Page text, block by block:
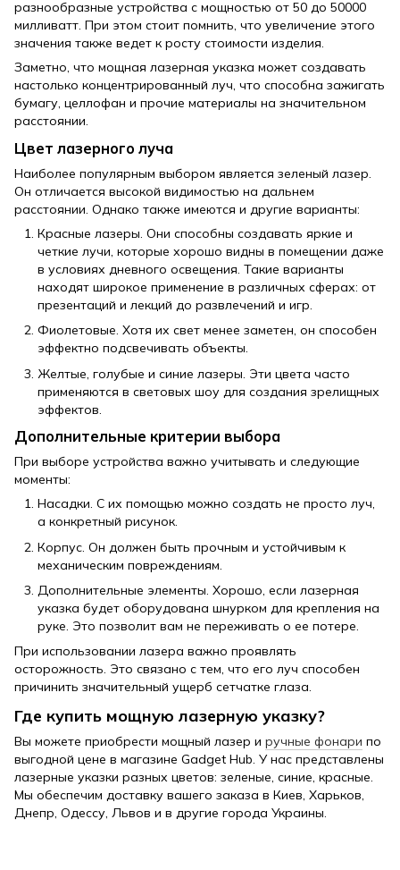
разнообразные устройства с мощностью от 50 до 50000
милливатт. При этом стоит помнить, что увеличение этого
значения также ведет к росту стоимости изделия.
Заметно, что мощная лазерная указка может создавать
настолько концентрированный луч, что способна зажигать
бумагу, целлофан и прочие материалы на значительном
расстоянии.
Цвет лазерного луча
Наиболее популярным выбором является зеленый лазер.
Он отличается высокой видимостью на дальнем
расстоянии. Однако также имеются и другие варианты:
Красные лазеры. Они способны создавать яркие и
четкие лучи, которые хорошо видны в помещении даже
в условиях дневного освещения. Такие варианты
находят широкое применение в различных сферах: от
презентаций и лекций до развлечений и игр.
Фиолетовые. Хотя их свет менее заметен, он способен
эффектно подсвечивать объекты.
Желтые, голубые и синие лазеры. Эти цвета часто
применяются в световых шоу для создания зрелищных
эффектов.
Дополнительные критерии выбора
При выборе устройства важно учитывать и следующие
моменты:
Насадки. С их помощью можно создать не просто луч,
а конкретный рисунок.
Корпус. Он должен быть прочным и устойчивым к
механическим повреждениям.
Дополнительные элементы. Хорошо, если лазерная
указка будет оборудована шнурком для крепления на
руке. Это позволит вам не переживать о ее потере.
При использовании лазера важно проявлять
осторожность. Это связано с тем, что его луч способен
причинить значительный ущерб сетчатке глаза.
Где купить мощную лазерную указку?
Вы можете приобрести мощный лазер и ручные фонари по
выгодной цене в магазине Gadget Hub. У нас представлены
лазерные указки разных цветов: зеленые, синие, красные.
Мы обеспечим доставку вашего заказа в Киев, Харьков,
Днепр, Одессу, Львов и в другие города Украины.